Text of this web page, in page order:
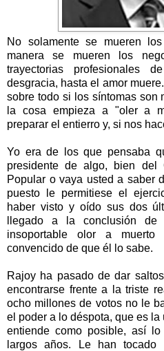
No solamente se mueren
manera se mueren los
trayectorias profesionales
desgracia, hasta el amor
sobre todo si los síntomas son
la cosa empieza a "oler a
preparar el entierro y, si nos
Yo era de los que pensaba
presidente de algo, bien del
Popular o vaya usted a saber
puesto le permitiese el
haber visto y oído sus dos
llegado a la conclusión
insoportable olor a
convencido de que él lo sabe.
Rajoy ha pasado de dar
encontrarse frente a la triste
ocho millones de votos no le
el poder a lo déspota, que es
entiende como posible, así
largos años. Le han